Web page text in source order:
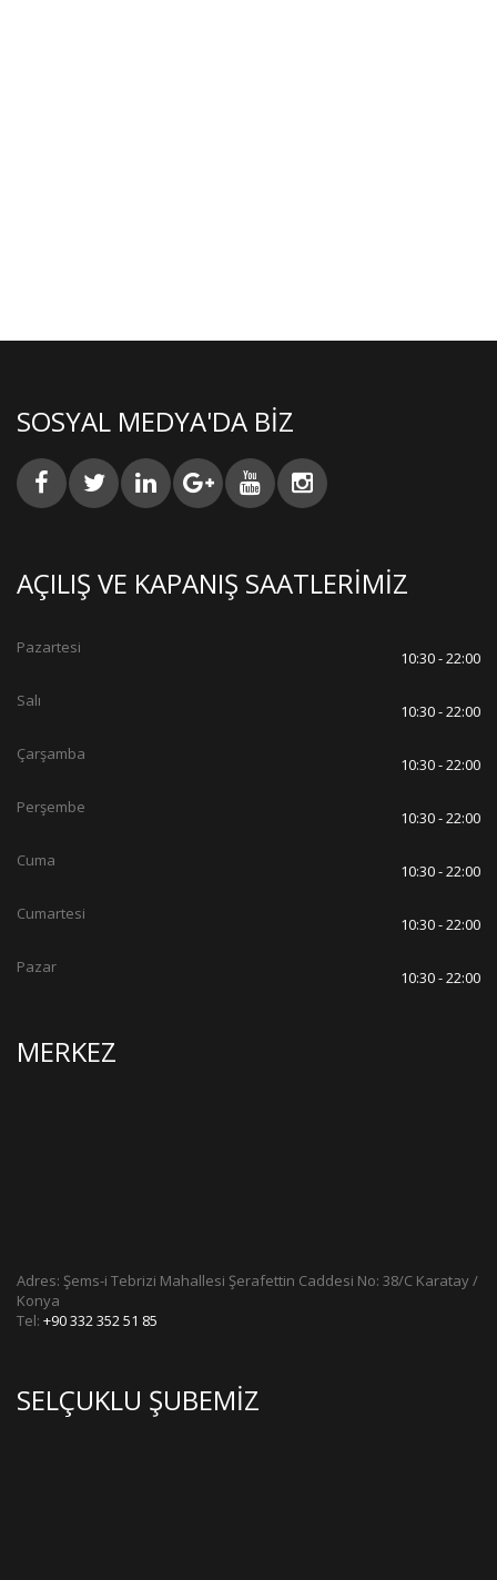
SOSYAL MEDYA'DA BIZ
AÇILIŞ VE KAPANIŞ SAATLERIMIZ
Pazartesi
10:30 - 22:00
Salı
10:30 - 22:00
Çarşamba
10:30 - 22:00
Perşembe
10:30 - 22:00
Cuma
10:30 - 22:00
Cumartesi
10:30 - 22:00
Pazar
10:30 - 22:00
MERKEZ
Adres: Şems-i Tebrizi Mahallesi Şerafettin Caddesi No: 38/C Karatay /
Konya
Tel: +90 332 352 51 85
SELÇUKLU ŞUBEMIZ